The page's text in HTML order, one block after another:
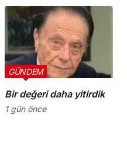
Bir değeri daha yitirdik
GÜNDEM
1 gün önce